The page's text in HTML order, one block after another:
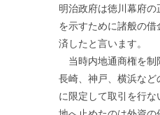
明治政府は徳川幕府の
を示すために諸般の
済したと言います。
当時内地通商権を制
長崎、神戸、横浜な
に限定して取引を行